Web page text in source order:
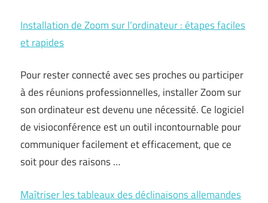
Installation de Zoom sur l’ordinateur : étapes faciles
et rapides
Pour rester connecté avec ses proches ou participer
à des réunions professionnelles, installer Zoom sur
son ordinateur est devenu une nécessité. Ce logiciel
de visioconférence est un outil incontournable pour
communiquer facilement et efficacement, que ce
soit pour des raisons …
Maîtriser les tableaux des déclinaisons allemandes